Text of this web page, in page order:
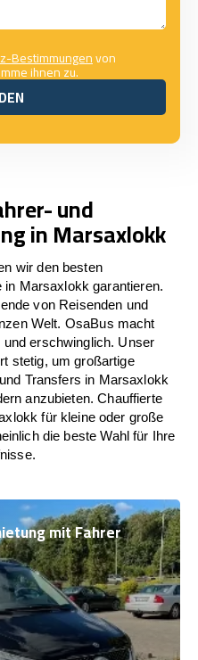
Bestimmungenvon
ihnen zu.
und
in Marsaxlokk
wir den besten
Marsaxlokk garantieren.
von Reisenden und
Welt. OsaBus macht
erschwinglich. Unser
stetig, um großartige
Transfers in Marsaxlokk
anzubieten. Chauffierte
für kleine oder große
die beste Wahl für Ihre
mit Fahrer